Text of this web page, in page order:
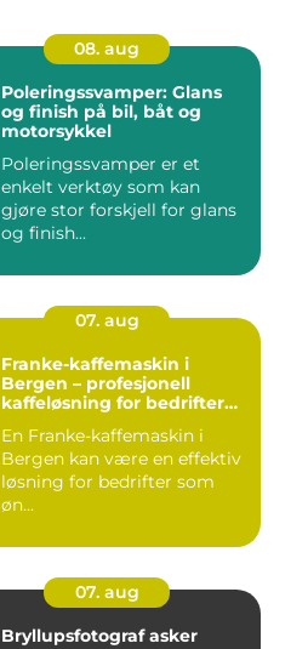
08. aug
Poleringssvamper: Glans
og finish på bil, båt og
motorsykkel
Poleringssvamper er et
enkelt verktøy som kan
gjøre stor forskjell for glans
og finish...
07. aug
Franke-kaffemaskin i
Bergen – profesjonell
kaffeløsning for bedrifter
En Franke-kaffemaskin i
Bergen kan være en effektiv
løsning for bedrifter som
øn...
07. aug
Bryllupsfotograf asker